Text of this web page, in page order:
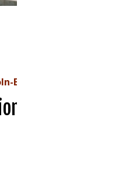
Bickendorf